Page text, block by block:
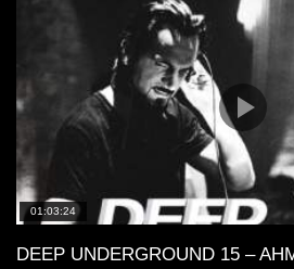
01:03:24
DEEP UNDERGROUND 15 –